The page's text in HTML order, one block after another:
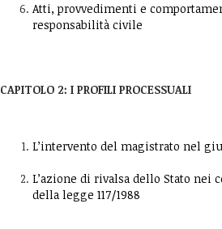
Atti, provvedimenti e
responsabilità civile
CAPITOLO 2: I PROFILI PROCESSUALI
L’intervento del magistrato nel
L’azione di rivalsa dello Stato
della legge 117/1988